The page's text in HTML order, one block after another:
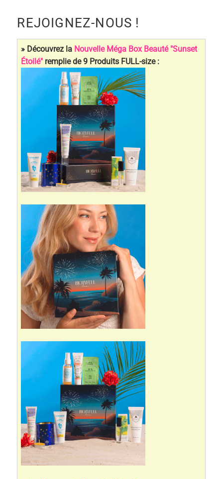
REJOIGNEZ-NOUS !
» Découvrez la Nouvelle Méga Box Beauté "Sunset
Étoilé" remplie de 9 Produits FULL-size :